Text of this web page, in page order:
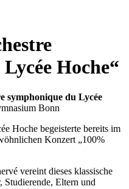
Hoche“
symphonique du Lycée
Bonn
Hoche begeisterte bereits im
Konzert „100%
vereint dieses klassische
Studierende, Eltern und